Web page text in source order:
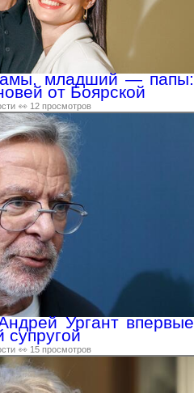
младший — папы:
от Боярской
👀 12 просмотров
Ургант впервые
супругой
👀 15 просмотров